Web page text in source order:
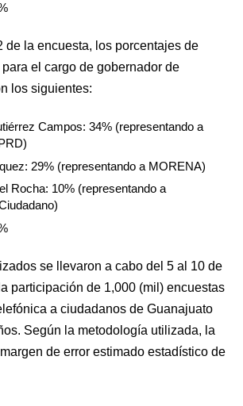
de la encuesta, los porcentajes de
el cargo de gobernador de
los siguientes:
Campos: 34% (representando a
29% (representando a MORENA)
Rocha: 10% (representando a
se llevaron a cabo del 5 al 10 de
participación de 1,000 (mil) encuestas
a ciudadanos de Guanajuato
Según la metodología utilizada, la
de error estimado estadístico de